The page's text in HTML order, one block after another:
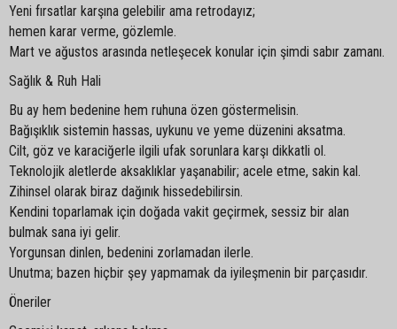
Yeni fırsatlar karşına gelebilir ama retrodayız;
hemen karar verme, gözlemle.
Mart ve ağustos arasında netleşecek konular için şimdi sabır zamanı.
Sağlık & Ruh Hali
Bu ay hem bedenine hem ruhuna özen göstermelisin.
Bağışıklık sistemin hassas, uykunu ve yeme düzenini aksatma.
Cilt, göz ve karaciğerle ilgili ufak sorunlara karşı dikkatli ol.
Teknolojik aletlerde aksaklıklar yaşanabilir; acele etme, sakin kal.
Zihinsel olarak biraz dağınık hissedebilirsin.
Kendini toparlamak için doğada vakit geçirmek, sessiz bir alan
bulmak sana iyi gelir.
Yorgunsan dinlen, bedenini zorlamadan ilerle.
Unutma; bazen hiçbir şey yapmamak da iyileşmenin bir parçasıdır.
Öneriler